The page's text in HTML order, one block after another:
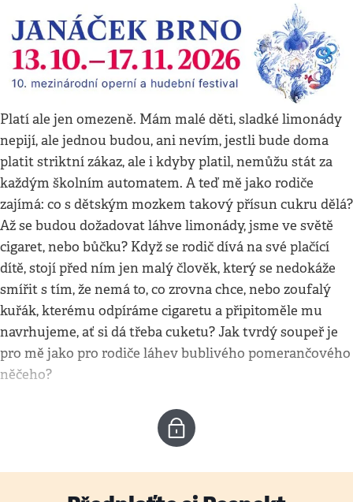
Platí ale jen omezeně. Mám malé děti, sladké limonády
nepijí, ale jednou budou, ani nevím, jestli bude doma
platit striktní zákaz, ale i kdyby platil, nemůžu stát za
každým školním automatem. A teď mě jako rodiče
zajímá: co s dětským mozkem takový přísun cukru dělá?
Až se budou dožadovat láhve limonády, jsme ve světě
cigaret, nebo bůčku? Když se rodič dívá na své plačící
dítě, stojí před ním jen malý člověk, který se nedokáže
smířit s tím, že nemá to, co zrovna chce, nebo zoufalý
kuřák, kterému odpíráme cigaretu a připitoměle mu
navrhujeme, ať si dá třeba cuketu? Jak tvrdý soupeř je
pro mě jako pro rodiče láhev bublivého pomerančového
něčeho?